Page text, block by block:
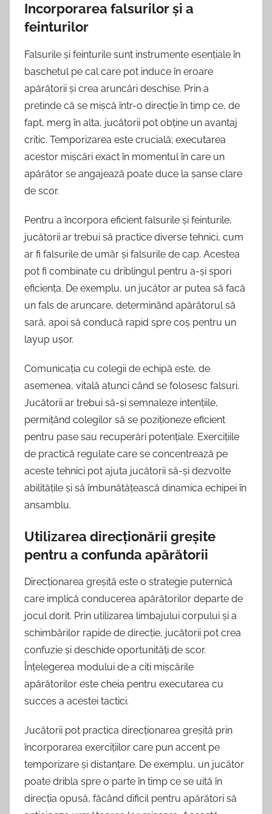
Incorporarea falsurilor și a
feinturilor
Falsurile și feinturile sunt instrumente esențiale în
baschetul pe cal care pot induce în eroare
apărătorii și crea aruncări deschise. Prin a
pretinde că se mișcă într-o direcție în timp ce, de
fapt, merg în alta, jucătorii pot obține un avantaj
critic. Temporizarea este crucială; executarea
acestor mișcări exact în momentul în care un
apărător se angajează poate duce la șanse clare
de scor.
Pentru a încorpora eficient falsurile și feinturile,
jucătorii ar trebui să practice diverse tehnici, cum
ar fi falsurile de umăr și falsurile de cap. Acestea
pot fi combinate cu driblingul pentru a-și spori
eficiența. De exemplu, un jucător ar putea să facă
un fals de aruncare, determinând apărătorul să
sară, apoi să conducă rapid spre coș pentru un
layup ușor.
Comunicația cu colegii de echipă este, de
asemenea, vitală atunci când se folosesc falsuri.
Jucătorii ar trebui să-și semnaleze intențiile,
permițând colegilor să se poziționeze eficient
pentru pase sau recuperări potențiale. Exercițiile
de practică regulate care se concentrează pe
aceste tehnici pot ajuta jucătorii să-și dezvolte
abilitățile și să îmbunătățească dinamica echipei în
ansamblu.
Utilizarea direcționării greșite
pentru a confunda apărătorii
Direcționarea greșită este o strategie puternică
care implică conducerea apărătorilor departe de
jocul dorit. Prin utilizarea limbajului corpului și a
schimbărilor rapide de direcție, jucătorii pot crea
confuzie și deschide oportunități de scor.
Înțelegerea modului de a citi mișcările
apărătorilor este cheia pentru executarea cu
succes a acestei tactici.
Jucătorii pot practica direcționarea greșită prin
încorporarea exercițiilor care pun accent pe
temporizare și distanțare. De exemplu, un jucător
poate dribla spre o parte în timp ce se uită în
direcția opusă, făcând dificil pentru apărători să